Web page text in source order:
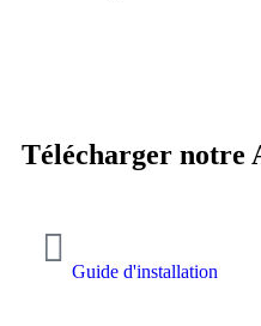
Télécharger notre
Guide d'installation